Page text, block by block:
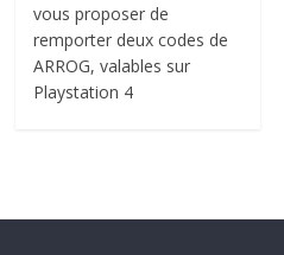
vous proposer de
remporter deux codes de
ARROG, valables sur
Playstation 4